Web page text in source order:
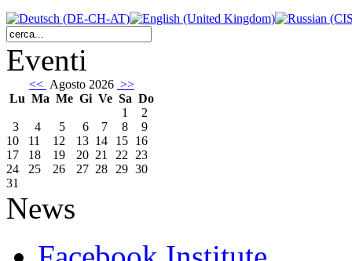
Eventi
<< Agosto 2026 >>
Lu Ma Me Gi Ve Sa Do
1
2
3
4 5 6 7 8
9
10
11 12 13 14 15 16
17
18 19 20 21 22 23
24
25 26 27 28 29 30
31
News